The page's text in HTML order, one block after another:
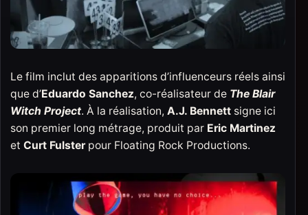
Le film inclut des apparitions d’influenceurs réels ainsi
que d’Eduardo Sanchez, co-réalisateur de The Blair
Witch Project. À la réalisation, A.J. Bennett signe ici
son premier long métrage, produit par Eric Martinez
et Curt Fulsterpour Floating Rock Productions.